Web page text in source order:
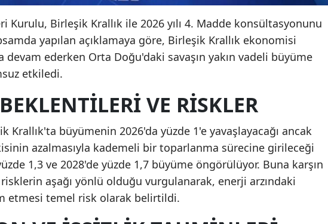
Kurulu, Birleşik Krallık ile 2026 yılı 4. Madde konsültasyonunu
yapılan açıklamaya göre, Birleşik Krallık ekonomisi
ederken Orta Doğu'daki savaşın yakın vadeli büyüme
etkiledi.
VE RISKLER
Krallık'ta büyümenin 2026'da yüzde 1'e yavaşlayacağı ancak
azalmasıyla kademeli bir toparlanma sürecine girileceği
1,3 ve 2028'de yüzde 1,7 büyüme öngörülüyor. Buna karşın
aşağı yönlü olduğu vurgulanarak, enerji arzındaki
etmesi temel risk olarak belirtildi.